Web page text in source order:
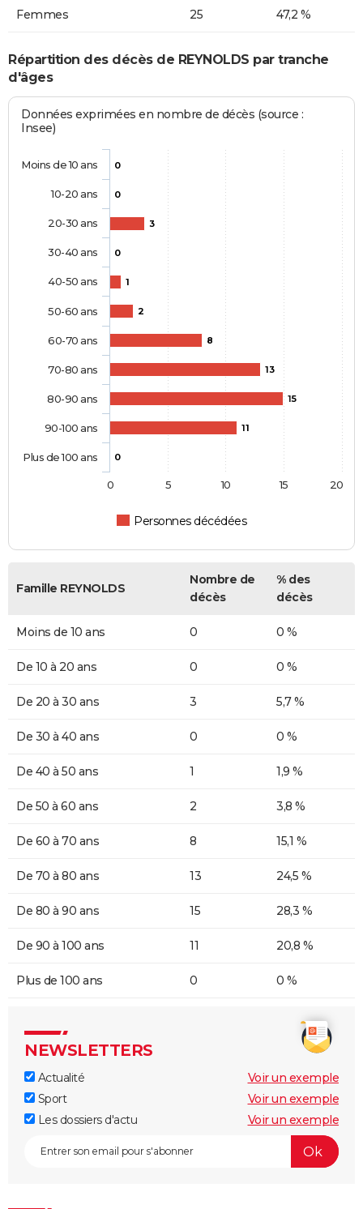
Femmes 25 47,2 %
Répartition des décès de REYNOLDS par tranche
d'âges
Données exprimées en nombre de décès (source :
Insee)
0
0
3
0
1
2
8
13
15
11
0
Personnes décédées
Moins de 10 ans
10-20 ans
20-30 ans
30-40 ans
40-50 ans
50-60 ans
60-70 ans
70-80 ans
80-90 ans
90-100 ans
Plus de 100 ans
0 5 10 15 20
Famille REYNOLDS
Nombre de
décès
% des
décès
Moins de 10 ans 0 0 %
De 10 à 20 ans 0 0 %
De 20 à 30 ans 3 5,7 %
De 30 à 40 ans 0 0 %
De 40 à 50 ans 1 1,9 %
De 50 à 60 ans 2 3,8 %
De 60 à 70 ans 8 15,1 %
De 70 à 80 ans 13 24,5 %
De 80 à 90 ans 15 28,3 %
De 90 à 100 ans 11 20,8 %
Plus de 100 ans 0 0 %
NEWSLETTERS
Actualité
Voir un exemple
Sport
Voir un exemple
Les dossiers d'actu
Voir un exemple